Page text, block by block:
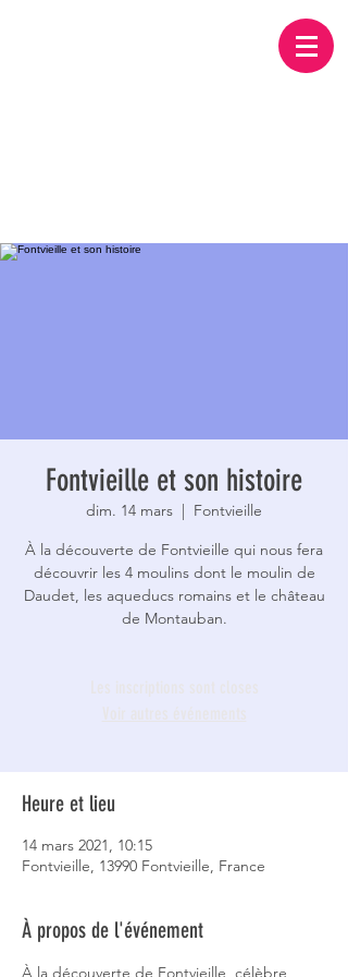
Fontvieille et son histoire
dim. 14 mars
  |
Fontvieille
À la découverte de Fontvieille qui nous fera
découvrir les 4 moulins dont le moulin de
Daudet, les aqueducs romains et le château
de Montauban.
Heure et lieu
14 mars 2021, 10:15
Fontvieille, 13990 Fontvieille, France
À propos de l'événement
À la découverte de Fontvieille, célèbre